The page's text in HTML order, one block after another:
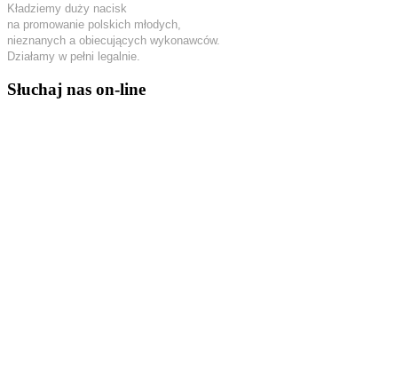
Kładziemy duży nacisk
na promowanie polskich młodych,
nieznanych a obiecujących wykonawców.
Działamy w pełni legalnie.
Słuchaj nas on-line